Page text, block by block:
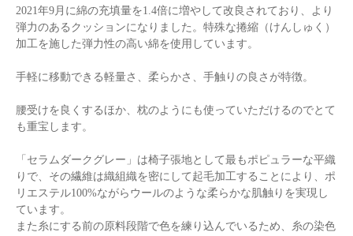
2021年9月に綿の充填量を1.4倍に増やして改良されており、より
弾力のあるクッションになりました。特殊な捲縮（けんしゅく）
加工を施した弾力性の高い綿を使用しています。
手軽に移動できる軽量さ、柔らかさ、手触りの良さが特徴。
腰受けを良くするほか、枕のようにも使っていただけるのでとて
も重宝します。
「セラムダークグレー」は椅子張地として最もポピュラーな平織
りで、その繊維は織組織を密にして起毛加工することにより、ポ
リエステル100%ながらウールのような柔らかな肌触りを実現し
ています。
また糸にする前の原料段階で色を練り込んでいるため、糸の染色